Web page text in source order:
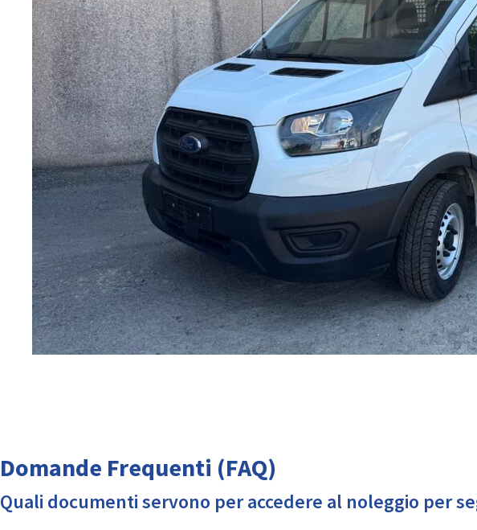
Domande Frequenti (FAQ)
Quali documenti servono per accedere al noleggio per